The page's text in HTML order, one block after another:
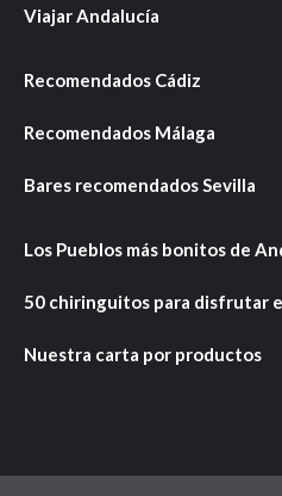
Viajar Andalucía
Recomendados Cádiz
Recomendados Málaga
Bares recomendados Sevilla
Los Pueblos más bonitos de
50 chiringuitos para disfrutar
Nuestra carta por productos